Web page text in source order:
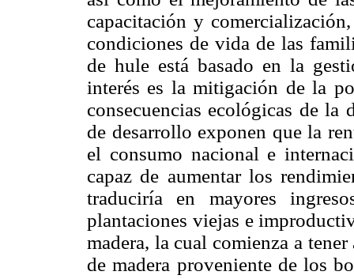
capacitación y
condiciones de vida de las
de hule está basado en la
interés es la mitigación de la
consecuencias ecológicas de la
de desarrollo exponen que la
el consumo nacional e
capaz de aumentar los
traduciría en mayores
plantaciones viejas e
madera, la cual comienza a
de madera proveniente de los